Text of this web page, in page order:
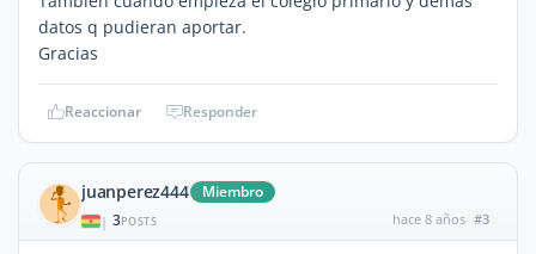
datos q pudieran aportar.
Gracias
Reaccionar Responder
juanperez444 Miembro
| 3POSTS hace 8 años #3